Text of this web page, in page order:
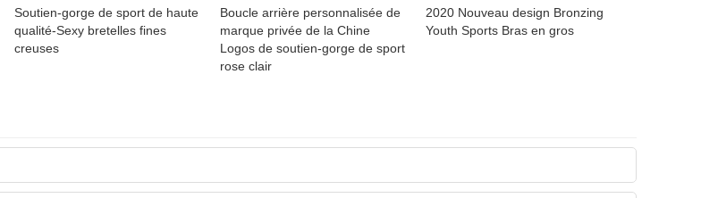
Soutien-gorge de sport de haute
qualité-Sexy bretelles fines
creuses
Boucle arrière personnalisée de
marque privée de la Chine
Logos de soutien-gorge de sport
rose clair
2020 Nouveau design Bronzing
Youth Sports Bras en gros